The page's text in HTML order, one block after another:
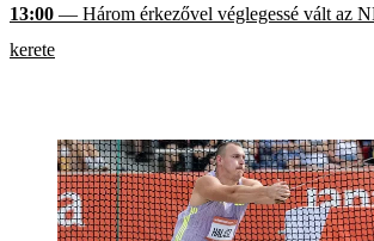
13:00 — Három érkezővel véglegessé vált az
kerete